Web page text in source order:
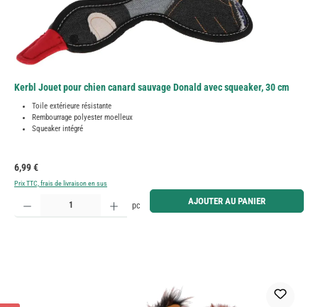
Kerbl Jouet pour chien canard sauvage Donald avec squeaker, 30 cm
Toile extérieure résistante
Rembourrage polyester moelleux
Squeaker intégré
Prix régulier :
6,99 €
Prix TTC, frais de livraison en sus
Quantité de produit : Entrez la quantité souhaitée ou utilisez les boutons pour augmenter ou
pc AJOUTER AU PANIER